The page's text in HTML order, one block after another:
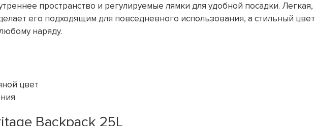
пространство и регулируемые лямки для удобной посадки. Легкая,
его подходящим для повседневного использования, а стильный цвет
наряду.
цвет
Backpack 25L